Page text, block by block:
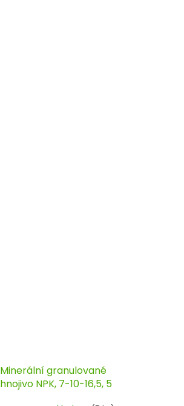
Minerální granulované
hnojivo NPK, 7-10-16,5, 5